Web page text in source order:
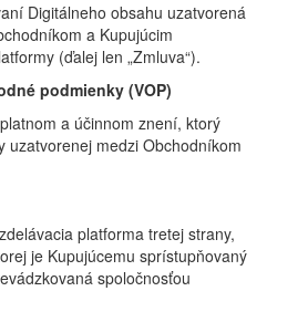
Digitálneho obsahu uzatvorená
a Kupujúcim
(ďalej len „Zmluva“).
podmienky (VOP)
a účinnom znení, ktorý
uzatvorenej medzi Obchodníkom
platforma tretej strany,
je Kupujúcemu sprístupňovaný
spoločnosťou